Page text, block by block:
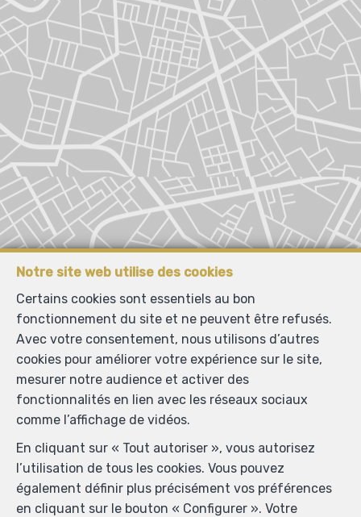
Notre site web utilise des cookies
Certains cookies sont essentiels au bon
fonctionnement du site et ne peuvent être refusés.
Avec votre consentement, nous utilisons d’autres
cookies pour améliorer votre expérience sur le site,
mesurer notre audience et activer des
fonctionnalités en lien avec les réseaux sociaux
comme l’affichage de vidéos.
En cliquant sur « Tout autoriser », vous autorisez
l’utilisation de tous les cookies. Vous pouvez
également définir plus précisément vos préférences
en cliquant sur le bouton « Configurer ». Votre